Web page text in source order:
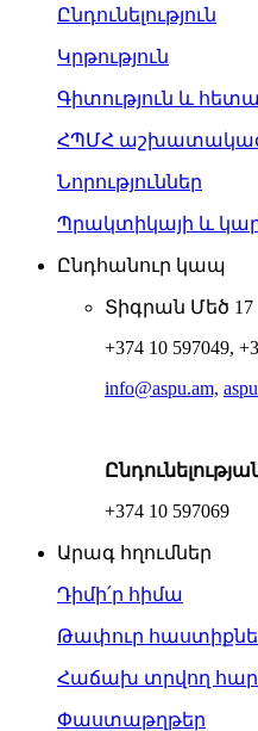
Ընդունելություն
Կրթություն
Գիտություն և
ՀՊՄՀ
Նորություններ
Պրակտիկայի և
Ընդհանուր կապ
Տիգրան Մեծ 17
+374 10 597049,
info@aspu.am,
+374 10 597069
Արագ հղումներ
Դիմի՛ր հիմա
Թափուր
Հաճախ տրվող
Փաստաթղթեր